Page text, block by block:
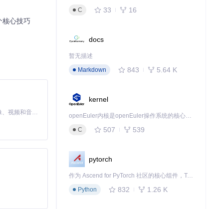
核心技巧
MiniMax H3 是一个通用的全模态生成系统。它支持对由文本、图像、视频和音频组成的多模态上下文进行统一理解，并能生成分辨率高达 2K、时长可达 15 秒的带原生立体声音频的视频。得益于面向任务泛化的系统设计，H3 在预训练阶段就已具备广泛的多模态上下文理解与生成能力，能够出色地执行复杂的多模态指令。
C
33 16
docs
暂无描述
Markdown
843 5.64 K
kernel
openEuler内核是openEuler操作系统的核心，既是系统性能与稳定性的基石，也是连接处理器、设备与服务的桥梁。
C
507 539
pytorch
作为 Ascend for PyTorch 社区的核心组件，TorchNPU 是昇腾专为 PyTorch 打造的深度学习适配插件，使 PyTorch 框架能够直接调用昇腾 NPU，为开发者提供昇腾 AI 处理器的超强算力。
Python
832 1.26 K